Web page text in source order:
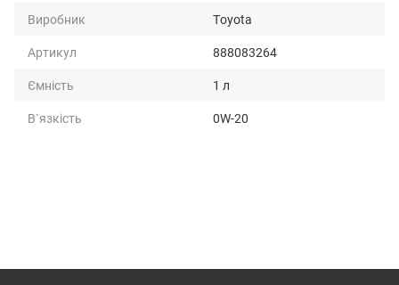
Виробник
Toyota
Артикул
888083264
Ємність
1 л
В`язкість
0W-20